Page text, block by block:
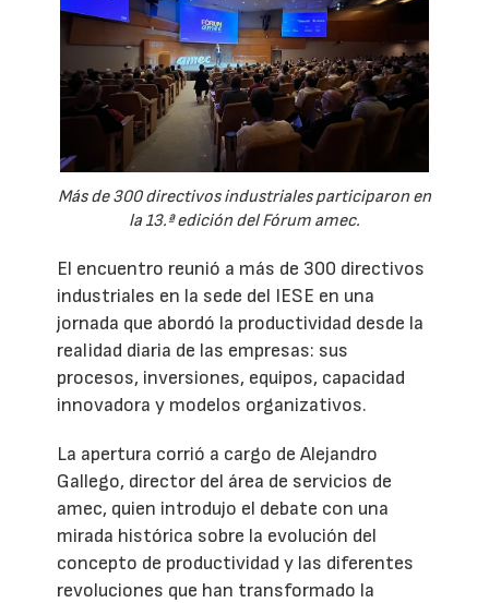
Más de 300 directivos industriales participaron en
la 13.ª edición del Fórum amec.
El encuentro reunió a más de 300 directivos
industriales en la sede del IESE en una
jornada que abordó la productividad desde la
realidad diaria de las empresas: sus
procesos, inversiones, equipos, capacidad
innovadora y modelos organizativos.
La apertura corrió a cargo de Alejandro
Gallego, director del área de servicios de
amec, quien introdujo el debate con una
mirada histórica sobre la evolución del
concepto de productividad y las diferentes
revoluciones que han transformado la